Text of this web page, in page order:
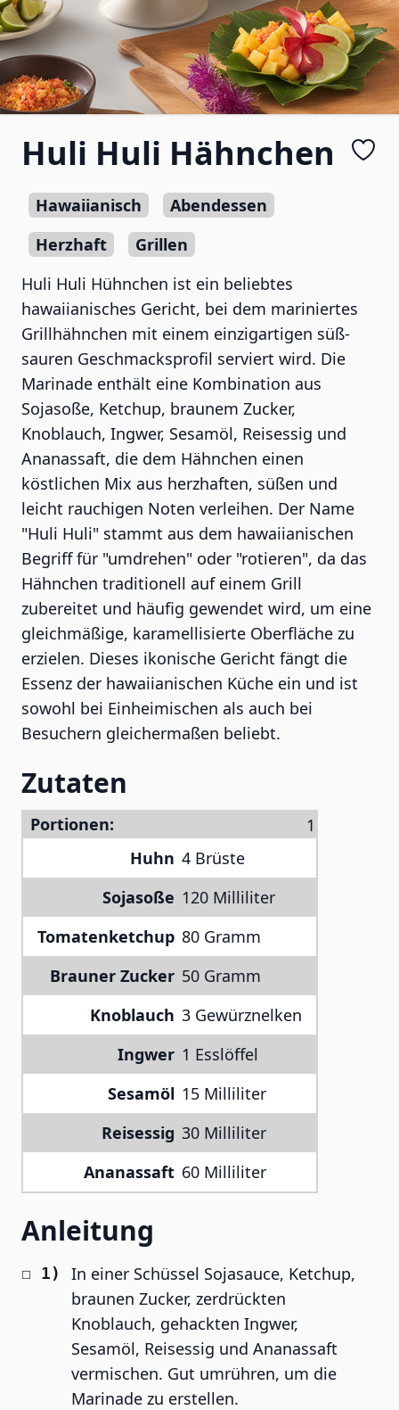
Huli Huli Hähnchen
Hawaiianisch
Abendessen
Herzhaft
Grillen
Huli Huli Hühnchen ist ein beliebtes
hawaiianisches Gericht, bei dem mariniertes
Grillhähnchen mit einem einzigartigen süß-
sauren Geschmacksprofil serviert wird. Die
Marinade enthält eine Kombination aus
Sojasoße, Ketchup, braunem Zucker,
Knoblauch, Ingwer, Sesamöl, Reisessig und
Ananassaft, die dem Hähnchen einen
köstlichen Mix aus herzhaften, süßen und
leicht rauchigen Noten verleihen. Der Name
"Huli Huli" stammt aus dem hawaiianischen
Begriff für "umdrehen" oder "rotieren", da das
Hähnchen traditionell auf einem Grill
zubereitet und häufig gewendet wird, um eine
gleichmäßige, karamellisierte Oberfläche zu
erzielen. Dieses ikonische Gericht fängt die
Essenz der hawaiianischen Küche ein und ist
sowohl bei Einheimischen als auch bei
Besuchern gleichermaßen beliebt.
Zutaten
Portionen:
Huhn 4 Brüste
Sojasoße 120 Milliliter
Tomatenketchup 80 Gramm
Brauner Zucker 50 Gramm
Knoblauch 3 Gewürznelken
Ingwer 1 Esslöffel
Sesamöl 15 Milliliter
Reisessig 30 Milliliter
Ananassaft 60 Milliliter
Anleitung
In einer Schüssel Sojasauce, Ketchup,
braunen Zucker, zerdrückten
Knoblauch, gehackten Ingwer,
Sesamöl, Reisessig und Ananassaft
vermischen. Gut umrühren, um die
Marinade zu erstellen.